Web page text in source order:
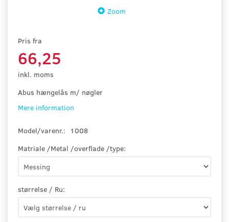
Zoom
Pris fra
66,25
inkl. moms
Abus hængelås m/ nøgler
Mere information
Model/varenr.:
1008
Matriale /Metal /overflade /type:
størrelse / Ru: